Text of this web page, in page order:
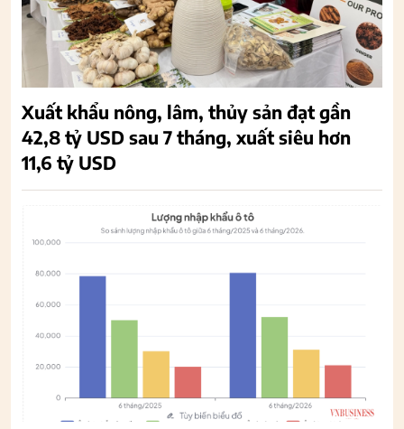
Xuất khẩu nông, lâm, thủy sản đạt gần
42,8 tỷ USD sau 7 tháng, xuất siêu hơn
11,6 tỷ USD